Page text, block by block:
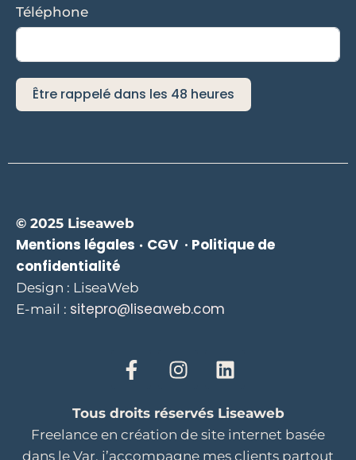
Téléphone
Être rappelé dans les 48 heures
© 2025 Liseaweb
Mentions légales · CGV · Politique de
confidentialité
Design : LiseaWeb
E-mail : sitepro@liseaweb.com
Tous droits réservés Liseaweb
Freelance en création de site internet basée
dans le Var, j’accompagne mes clients partout